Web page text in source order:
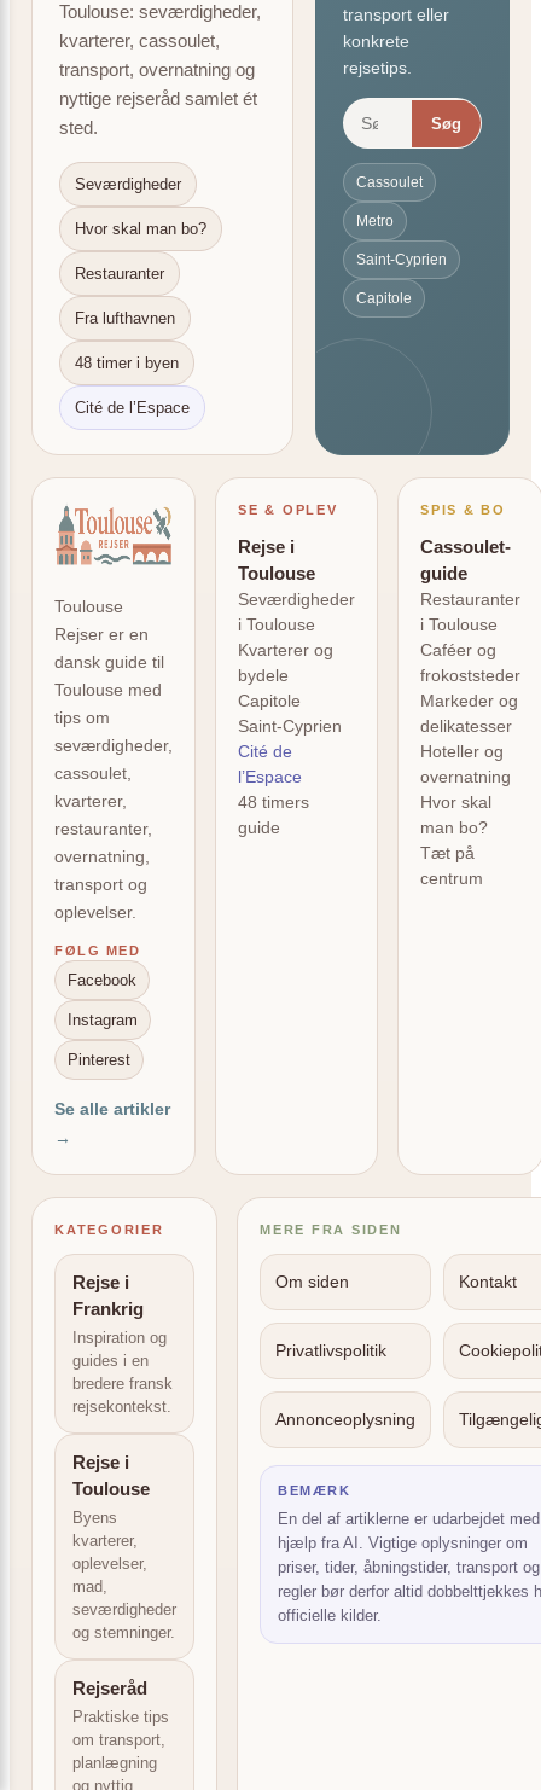
Toulouse: seværdigheder,
kvarterer, cassoulet,
transport, overnatning og
nyttige rejseråd samlet ét
sted.
Seværdigheder
Hvor skal man bo?
Restauranter
Fra lufthavnen
48 timer i byen
Cité de l’Espace
transport eller
konkrete
rejsetips.
Søg
Cassoulet
Metro
Saint-Cyprien
Capitole
Toulouse
Rejser er en
dansk guide til
Toulouse med
tips om
seværdigheder,
cassoulet,
kvarterer,
restauranter,
overnatning,
transport og
oplevelser.
FØLG MED
Facebook
Instagram
Pinterest
Se alle artikler
→
SE & OPLEV
Rejse i
Toulouse
Seværdigheder
i Toulouse
Kvarterer og
bydele
Capitole
Saint-Cyprien
Cité de
l’Espace
48 timers
guide
SPIS & BO
Cassoulet-
guide
Restauranter
i Toulouse
Caféer og
frokoststeder
Markeder og
delikatesser
Hoteller og
overnatning
Hvor skal
man bo?
Tæt på
centrum
KATEGORIER
Rejse i
Frankrig
Inspiration og
guides i en
bredere fransk
rejsekontekst.
Rejse i
Toulouse
Byens
kvarterer,
oplevelser,
mad,
seværdigheder
og stemninger.
Rejseråd
Praktiske tips
om transport,
planlægning
og nyttig
MERE FRA SIDEN
Om siden Kontakt
Privatlivspolitik
Annonceoplysning
BEMÆRK
En del af artiklerne er udarbejdet med
hjælp fra AI. Vigtige oplysninger om
priser, tider, åbningstider, transport og
regler bør derfor altid dobbelttjekkes
officielle kilder.